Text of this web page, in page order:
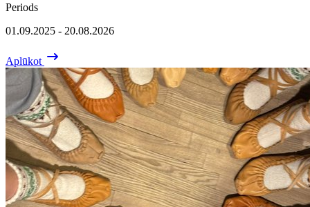
Periods
01.09.2025 - 20.08.2026
Aplūkot